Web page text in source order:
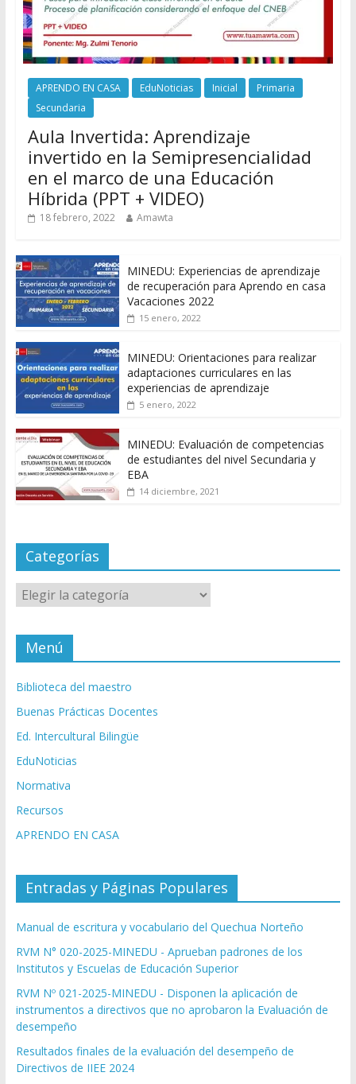
APRENDO EN CASA EduNoticias Inicial
Primaria
Secundaria
Aula Invertida: Aprendizaje
invertido en la Semipresencialidad
en el marco de una Educación
Híbrida (PPT + VIDEO)
18 febrero, 2022 Amawta
MINEDU: Experiencias de aprendizaje
de recuperación para Aprendo en casa
Vacaciones 2022
15 enero, 2022
MINEDU: Orientaciones para realizar
adaptaciones curriculares en las
experiencias de aprendizaje
5 enero, 2022
MINEDU: Evaluación de competencias
de estudiantes del nivel Secundaria y
EBA
14 diciembre, 2021
Categorías
Categorías
Menú
Biblioteca del maestro
Buenas Prácticas Docentes
Ed. Intercultural Bilingüe
EduNoticias
Normativa
Recursos
APRENDO EN CASA
Entradas y Páginas Populares
Manual de escritura y vocabulario del Quechua Norteño
RVM N° 020-2025-MINEDU - Aprueban padrones de los
Institutos y Escuelas de Educación Superior
RVM Nº 021-2025-MINEDU - Disponen la aplicación de
instrumentos a directivos que no aprobaron la Evaluación de
desempeño
Resultados finales de la evaluación del desempeño de
Directivos de IIEE 2024